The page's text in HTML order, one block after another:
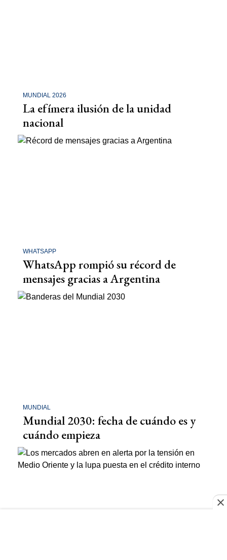
MUNDIAL 2026
La efímera ilusión de la unidad
nacional
WHATSAPP
WhatsApp rompió su récord de
mensajes gracias a Argentina
MUNDIAL
Mundial 2030: fecha de cuándo es y
cuándo empieza